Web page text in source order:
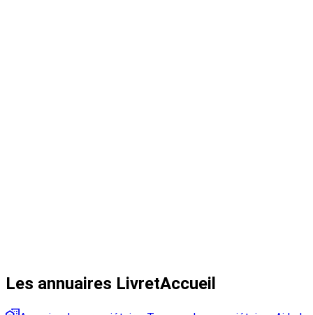
Les annuaires LivretAccueil